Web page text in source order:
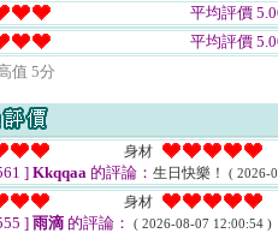
平均評價
平均評價
值 5分
身材
]Kkqqaa 的評論： 生日快樂！ ( 2026-
身材
]雨滴 的評論： ( 2026-08-07 12:00:54 )